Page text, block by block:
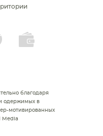
благодаря
одержимых в
мотивированных
Media